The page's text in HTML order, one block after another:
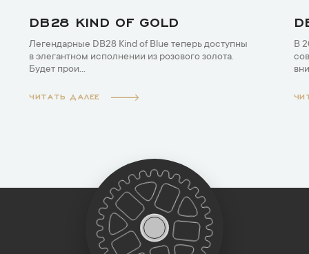
DB28 KIND OF GOLD
Легендарные DB28 Kind of Blue теперь доступны
в элегантном исполнении из розового золота.
Будет прои...
ЧИТАТЬ ДАЛЕЕ
В